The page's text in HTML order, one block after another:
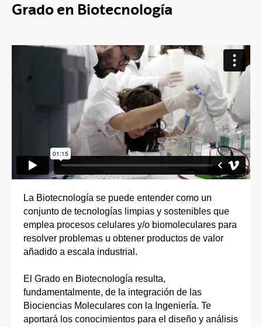
Grado en Biotecnología
La Biotecnología se puede entender como un
conjunto de tecnologías limpias y sostenibles que
emplea procesos celulares y/o biomoleculares para
resolver problemas u obtener productos de valor
añadido a escala industrial.
El Grado en Biotecnología resulta,
fundamentalmente, de la integración de las
Biociencias Moleculares con la Ingeniería. Te
aportará los conocimientos para el diseño y análisis